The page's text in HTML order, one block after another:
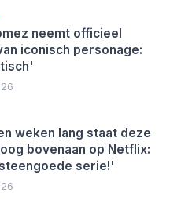
neemt officieel
iconisch personage:
weken lang staat deze
bovenaan op Netflix:
serie!'